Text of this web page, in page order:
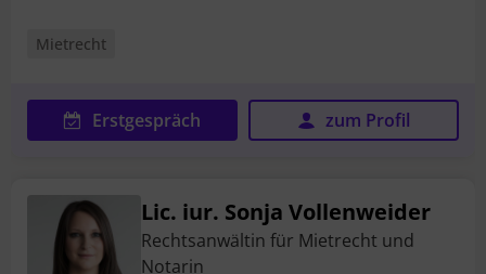
Mietrecht
Erstgespräch zum Profil
Lic. iur. Sonja Vollenweider
Rechtsanwältin für Mietrecht und
Notarin